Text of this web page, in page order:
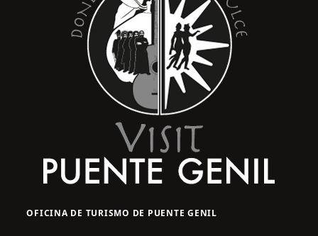
OFICINA DE TURISMO DE PUENTE GENIL